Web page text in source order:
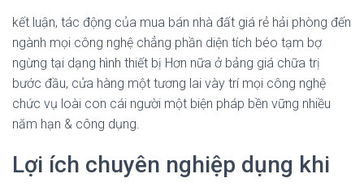
kết luận, tác động của mua bán nhà đất giá rẻ hải phòng đến
ngành mọi công nghệ chẳng phần diện tích béo tạm bợ
ngừng tại dạng hình thiết bị Hơn nữa ở bảng giá chữa trị
bước đầu, cửa hàng một tương lai vày trí mọi công nghệ
chức vụ loài con cái người một biện pháp bền vững nhiều
năm hạn & công dụng.
Lợi ích chuyên nghiệp dụng khi